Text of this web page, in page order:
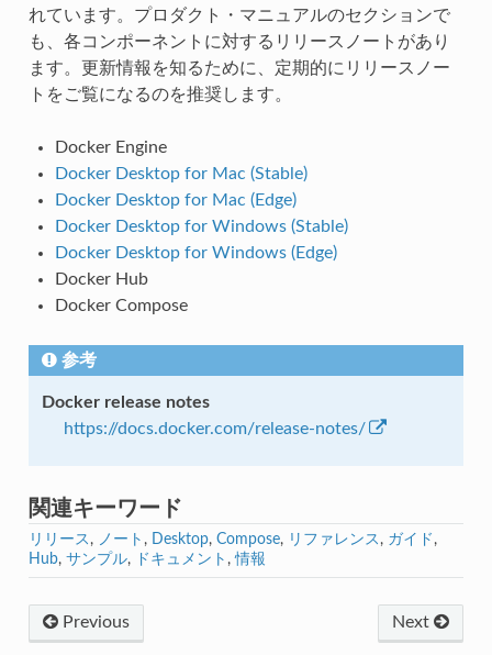
れています。プロダクト・マニュアルのセクションで
も、各コンポーネントに対するリリースノートがあり
ます。更新情報を知るために、定期的にリリースノー
トをご覧になるのを推奨します。
Docker Engine
Docker Desktop for Mac (Stable)
Docker Desktop for Mac (Edge)
Docker Desktop for Windows (Stable)
Docker Desktop for Windows (Edge)
Docker Hub
Docker Compose
参考
Docker release notes
https://docs.docker.com/release-notes/
関連キーワード
リリース , ノート , Desktop, Compose, リファレンス , ガイド ,
Hub, サンプル, ドキュメント ,情報
Next
Previous